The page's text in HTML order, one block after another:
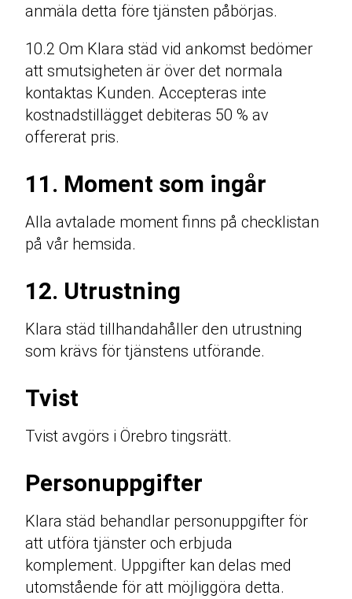
anmäla detta före tjänsten påbörjas.
10.2 Om Klara städ vid ankomst bedömer
att smutsigheten är över det normala
kontaktas Kunden. Accepteras inte
kostnadstillägget debiteras 50 % av
offererat pris.
11. Moment som ingår
Alla avtalade moment finns på checklistan
på vår hemsida.
12. Utrustning
Klara städ tillhandahåller den utrustning
som krävs för tjänstens utförande.
Tvist
Tvist avgörs i Örebro tingsrätt.
Personuppgifter
Klara städ behandlar personuppgifter för
att utföra tjänster och erbjuda
komplement. Uppgifter kan delas med
utomstående för att möjliggöra detta.